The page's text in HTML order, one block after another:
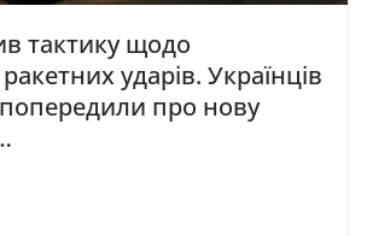
тактику щодо
ударів. Українців
про нову